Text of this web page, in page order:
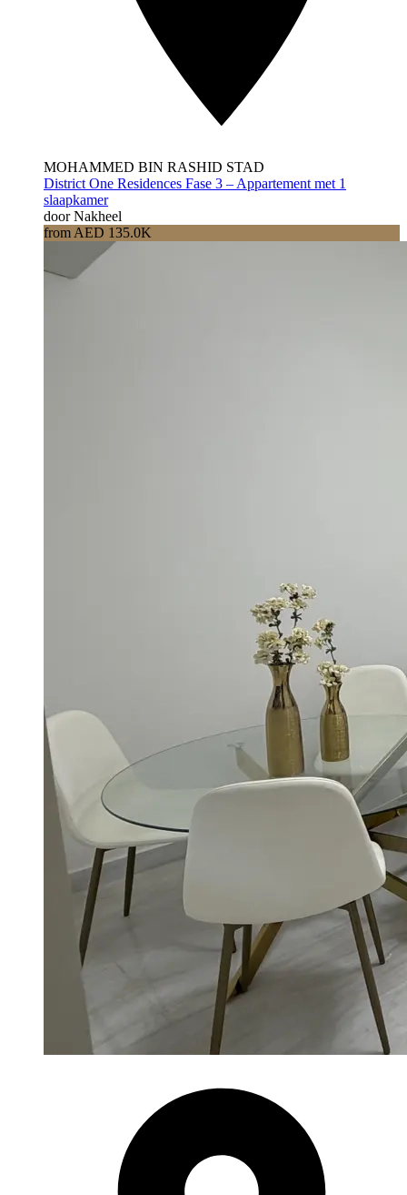
MOHAMMED BIN RASHID STAD
District One Residences Fase 3 – Appartement met 1
slaapkamer
door Nakheel
from AED 135.0K